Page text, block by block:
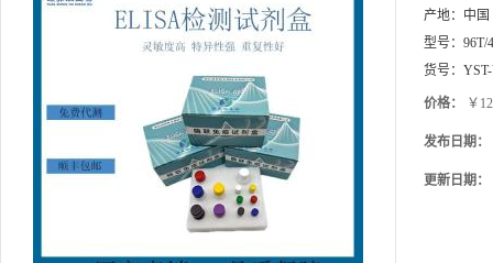
产地： 中国
型号： 96T/
货号：
价格： ￥
发布日期：
更新日期：